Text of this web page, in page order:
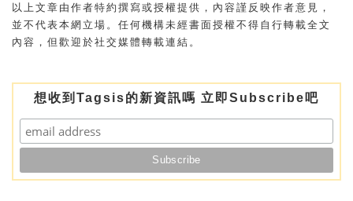
以上文章由作者特約撰寫或授權提供，內容謹反映作者意見，
並不代表本網立場。任何機構未經書面授權不得自行轉載全文
內容，但歡迎於社交媒體轉載連結。
想收到Tagsis的新資訊嗎 立即Subscribe吧